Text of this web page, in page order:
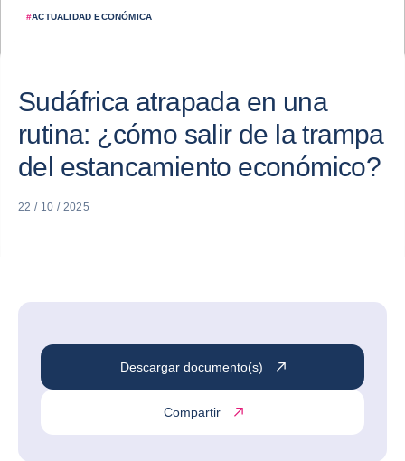
#ACTUALIDAD ECONÓMICA
Sudáfrica atrapada en una
rutina: ¿cómo salir de la trampa
del estancamiento económico?
22 / 10 / 2025
Descargar documento(s)
Compartir